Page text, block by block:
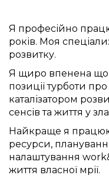
Я професійно
років. Моя
розвитку.
Я щиро впенена
позиції турботи
каталізатором
сенсів та життя у
Найкраще я працюю
ресурси,
налаштування
життя власної мрії.